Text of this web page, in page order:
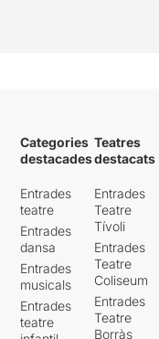
Categories
destacades
Entrades
teatre
Entrades
dansa
Entrades
musicals
Entrades
teatre
Teatres
destacats
Entrades
Teatre
Tívoli
Entrades
Teatre
Coliseum
Entrades
Teatre
Borràs